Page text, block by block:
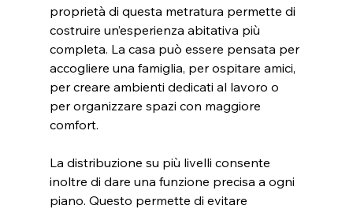
proprietà di questa metratura permette di
costruire un’esperienza abitativa più
completa. La casa può essere pensata per
accogliere una famiglia, per ospitare amici,
per creare ambienti dedicati al lavoro o
per organizzare spazi con maggiore
comfort.
La distribuzione su più livelli consente
inoltre di dare una funzione precisa a ogni
piano. Questo permette di evitare